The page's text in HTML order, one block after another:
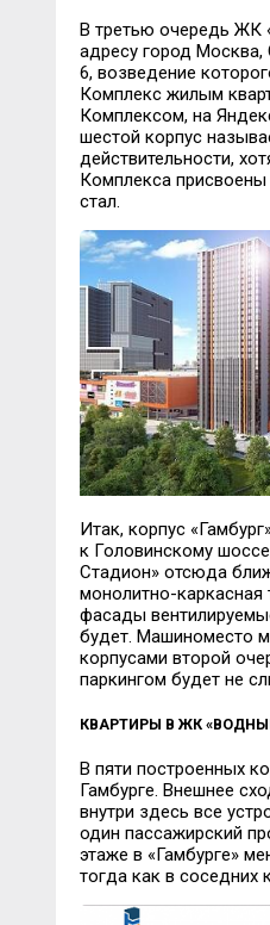
В третью очередь ЖК
адресу город Москва,
6, возведение
Комплекс жилым
Комплексом, на
шестой корпус
действительности,
Комплекса присвоены
стал.
Итак, корпус
к Головинскомушоссе
Стадион» отсюда
монолитно-каркасная
фасады
будет. Машиноместо
корпусами второй
паркингом будет не
КВАРТИРЫ В ЖК
В пяти построенных к
Гамбурге. Внешнее
внутри здесь все
один пассажирский
этаже в «Гамбурге»
тогда как в соседних